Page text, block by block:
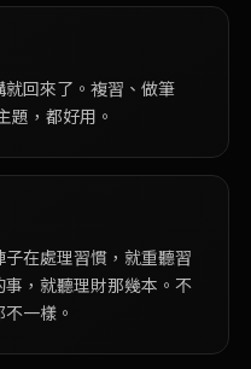
回來了。複習、做筆
題，都好用。
在處理習慣，就重聽習
，就聽理財那幾本。不
一樣。